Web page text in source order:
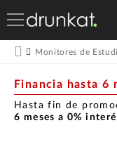
Monitores de
Financia hasta 6
Hasta fin de
6 meses a 0%